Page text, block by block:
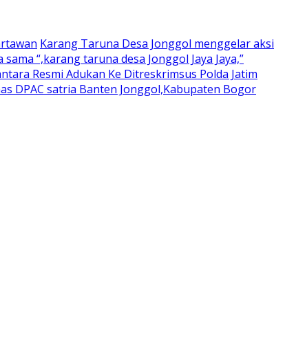
Karang Taruna Desa Jonggol menggelar aksi
“,karang taruna desa Jonggol Jaya Jaya,”
Resmi Adukan Ke Ditreskrimsus Polda Jatim
DPAC satria Banten Jonggol,Kabupaten Bogor